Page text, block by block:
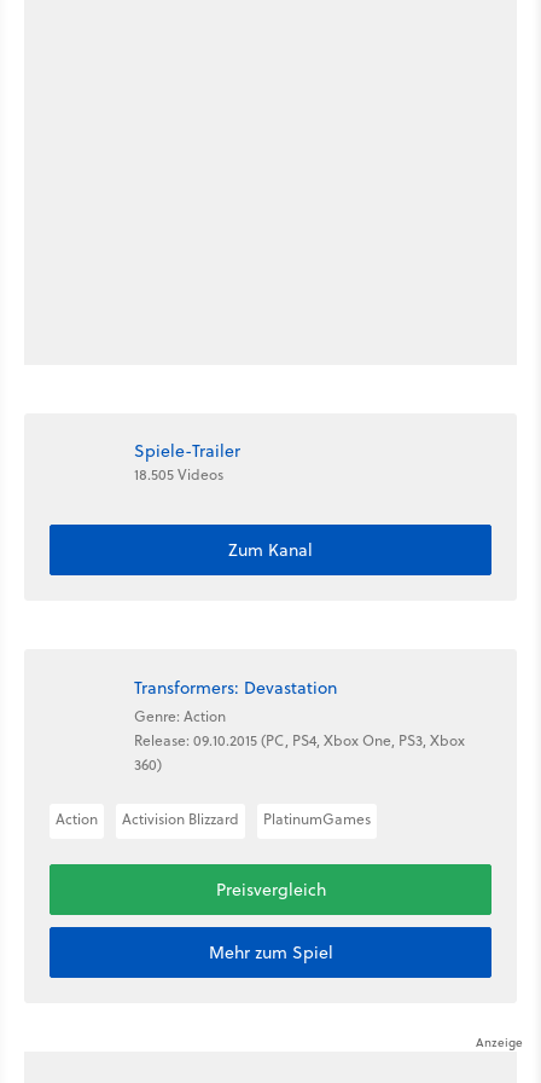
Spiele-Trailer
18.505 Videos
Zum Kanal
Transformers: Devastation
Genre: Action
Release: 09.10.2015 (PC, PS4, Xbox One, PS3, Xbox
360)
Action Activision Blizzard PlatinumGames
Preisvergleich
Mehr zum Spiel